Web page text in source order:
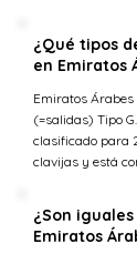
¿Qué tipos
en Emiratos
Emiratos
(=salidas) Tipo
clasificado para
clavijas y está
¿Son
Emiratos